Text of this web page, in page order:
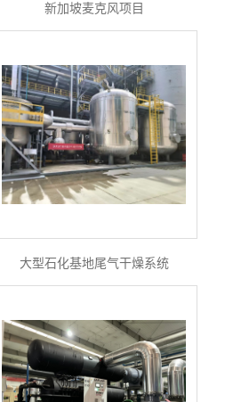
新加坡麦克风项目
大型石化基地尾气干燥系统